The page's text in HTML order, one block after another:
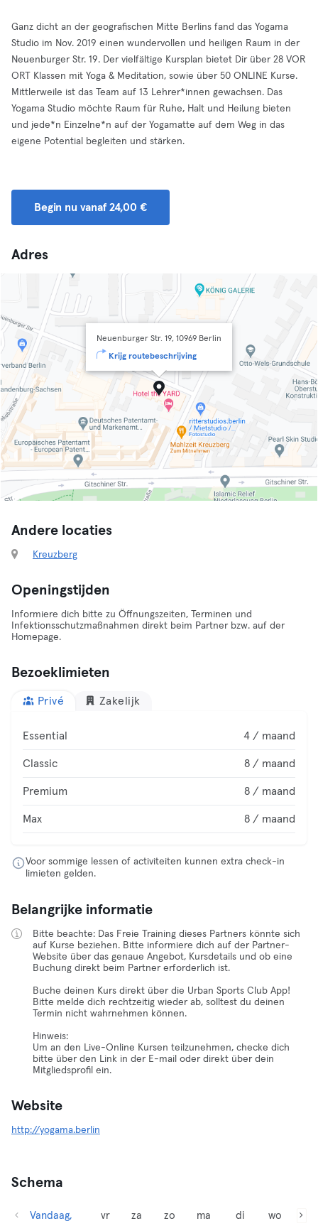
Ganz dicht an der geografischen Mitte Berlins fand das Yogama
Studio im Nov. 2019 einen wundervollen und heiligen Raum in der
Neuenburger Str. 19. Der vielfältige Kursplan bietet Dir über 28 VOR
ORT Klassen mit Yoga & Meditation, sowie über 50 ONLINE Kurse.
Mittlerweile ist das Team auf 13 Lehrer*innen gewachsen. Das
Yogama Studio möchte Raum für Ruhe, Halt und Heilung bieten
und jede*n Einzelne*n auf der Yogamatte auf dem Weg in das
eigene Potential begleiten und stärken.
Begin nu vanaf 24,00 €
Adres
Neuenburger Str. 19, 10969 Berlin
Krijg routebeschrijving
Andere locaties
Kreuzberg
Openingstijden
Informiere dich bitte zu Öffnungszeiten, Terminen und
Infektionsschutzmaßnahmen direkt beim Partner bzw. auf der
Homepage.
Bezoeklimieten
Privé Zakelijk
Essential 4 / maand
Classic 8 / maand
Premium 8 / maand
Max 8 / maand
Voor sommige lessen of activiteiten kunnen extra check-in
limieten gelden.
Belangrijke informatie
Bitte beachte: Das Freie Training dieses Partners könnte sich
auf Kurse beziehen. Bitte informiere dich auf der Partner-
Website über das genaue Angebot, Kursdetails und ob eine
Buchung direkt beim Partner erforderlich ist.
Buche deinen Kurs direkt über die Urban Sports Club App!
Bitte melde dich rechtzeitig wieder ab, solltest du deinen
Termin nicht wahrnehmen können.
Hinweis:
Um an den Live-Online Kursen teilzunehmen, checke dich
bitte über den Link in der E-mail oder direkt über dein
Mitgliedsprofil ein.
Website
http://yogama.berlin
Schema
Vandaag,
vr
za
zo
ma
di
wo